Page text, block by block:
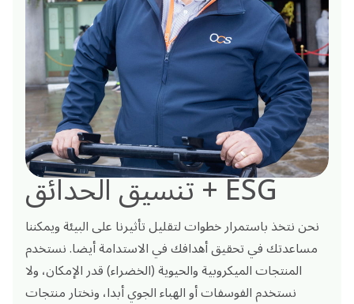
تنسيق الحدائق + ESG
نحن نتخذ باستمرار خطوات لتقليل تأثيرنا على البيئة ويمكننا
مساعدتك في تحقيق أهدافك في الاستدامة أيضا. نستخدم
المنتجات الميكروبية والحيوية (الخضراء) قدر الإمكان، ولا
نستخدم الفوسفات أو الهباء الجوي أبدا، ونختار منتجات